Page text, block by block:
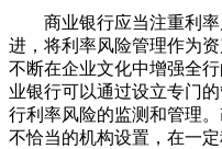
商业银行应当注重利率
进，将利率风险管理作为
不断在企业文化中增强全
业银行可以通过设立专门
行利率风险的监测和管理
不恰当的机构设置，在一